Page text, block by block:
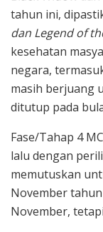
tahun ini,
dan Legend of
kesehatan
negara,
masih berjuang
ditutup pada
Fase/Tahap 4
lalu dengan
memutuskan
November
November,